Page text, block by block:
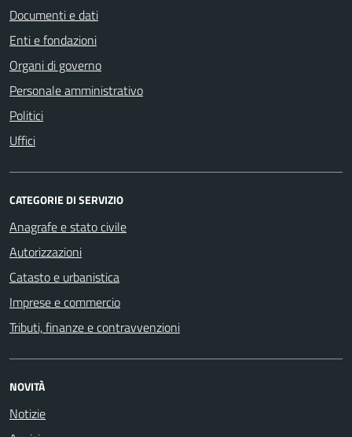
Documenti e dati
Enti e fondazioni
Organi di governo
Personale amministrativo
Politici
Uffici
CATEGORIE DI SERVIZIO
Anagrafe e stato civile
Autorizzazioni
Catasto e urbanistica
Imprese e commercio
Tributi, finanze e contravvenzioni
NOVITÀ
Notizie